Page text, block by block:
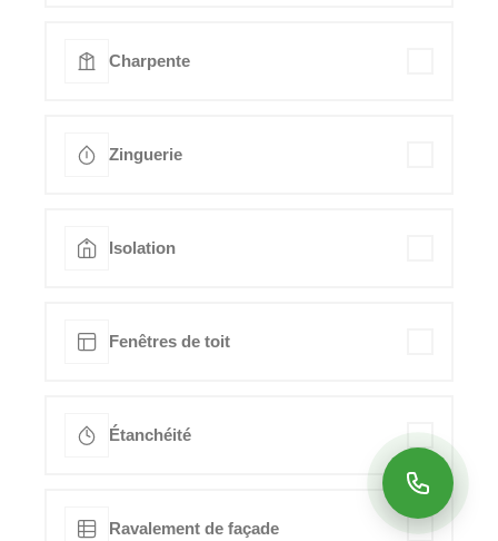
Charpente
Zinguerie
Isolation
Fenêtres de toit
Étanchéité
Ravalement de façade